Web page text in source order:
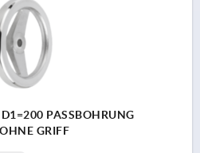
PASSBOHRUNG
GRIFF